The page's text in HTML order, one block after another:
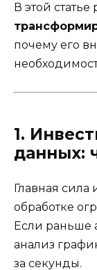
В этой статье
почему его
1.
данных:
Главная сила
обработке
Если раньше
анализ
за секунды.